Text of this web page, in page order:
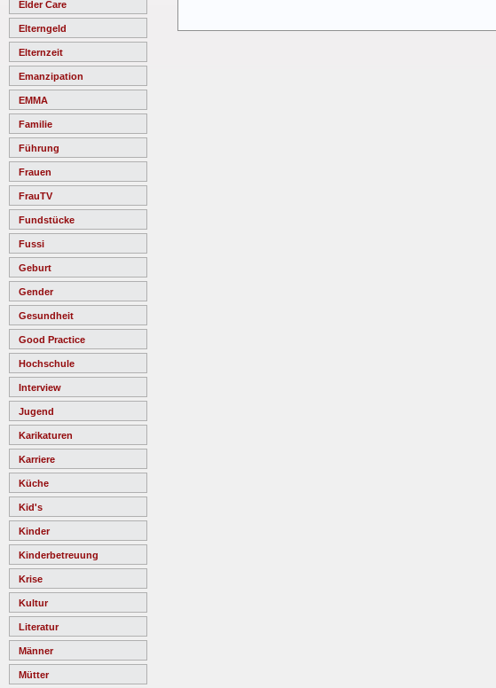
Elder Care
Elterngeld
Elternzeit
Emanzipation
EMMA
Familie
Führung
Frauen
FrauTV
Fundstücke
Fussi
Geburt
Gender
Gesundheit
Good Practice
Hochschule
Interview
Jugend
Karikaturen
Karriere
Küche
Kid's
Kinder
Kinderbetreuung
Krise
Kultur
Literatur
Männer
Mütter